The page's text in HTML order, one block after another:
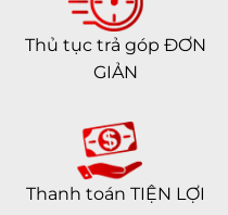
Thủ tục trả góp ĐƠN
GIẢN
Thanh toán TIỆN LỢI